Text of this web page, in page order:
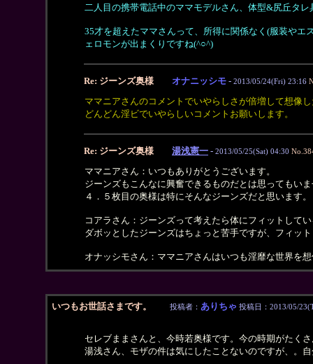
二人目の携帯電話中のママモデルさん、体型&尻丘
35才を超えたママさんって、所得に関係なく(服装や
ェロモンが出まくりですね(^○^)
Re: ジーンズ奥様 オナニッシモ - 2013/05/24(Fri) 23:16
ママニアさんのコメントでいやらしさが倍増して想像
どんどん淫ビでいやらしいコメントお願いします。
Re: ジーンズ奥様 湯浅憲一 - 2013/05/25(Sat) 04:30
ママニアさん：いつもありがとうございます。
ジーンズもこんなに興奮できるものだとは思ってもい
４．５枚目の奥様は特にそんなジーンズだと思います。
コアラさん：ジーンズって考えたら体にフィットして
ダボッとしたジーンズはちょっと苦手ですが、フィッ
オナッシモさん：ママニアさんはいつも淫靡な世界を
いつもお世話さまです。 投稿者： ありちゃ 投稿日：2013/05/
セレブままさんと、今時若奥様です。今の時期がたく
湯浅さん、モザの件は気にしたことないのですが、。